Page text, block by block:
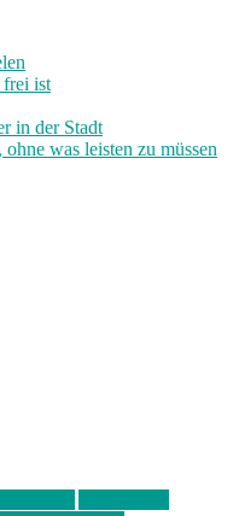
frei ist
in der Stadt
was leisten zu müssen